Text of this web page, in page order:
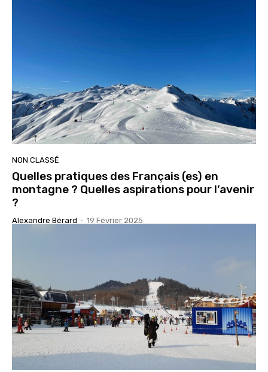
NON CLASSÉ
Quelles pratiques des Français (es) en
montagne ? Quelles aspirations pour l’avenir
?
Alexandre Bérard - 19 Février 2025